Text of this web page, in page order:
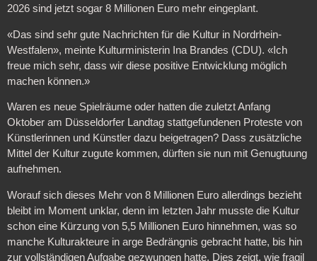
2026 sind jetzt sogar 8 Millionen Euro mehr eingeplant.
«Das sind sehr gute Nachrichten für die Kultur in Nordrhein-
Westfalen», meinte Kulturministerin Ina Brandes (CDU). «Ich
freue mich sehr, dass wir diese positive Entwicklung möglich
machen können.»
Waren es neue Spielräume oder hatten die zuletzt Anfang
Oktober am Düsseldorfer Landtag stattgefundenen Proteste von
Künstlerinnen und Künstler dazu beigetragen? Dass zusätzliche
Mittel der Kultur zugute kommen, dürften sie nun mit Genugtuung
aufnehmen.
Worauf sich dieses Mehr von 8 Millionen Euro allerdings bezieht
bleibt im Moment unklar, denn im letzten Jahr musste die Kultur
schon eine Kürzung von 5,5 Millionen Euro hinnehmen, was so
manche Kulturakteure in arge Bedrängnis gebracht hatte, bis hin
zur vollständigen Aufgabe gezwungen hatte. Dies zeigt, wie fragil